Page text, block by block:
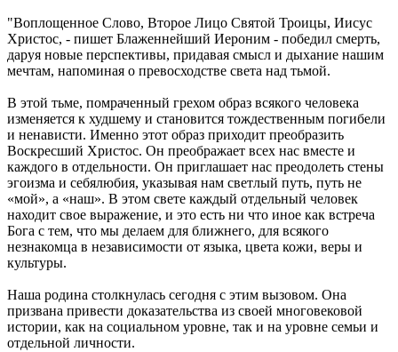
"Воплощенное Слово, Второе Лицо Святой Троицы, Иисус
Христос, - пишет Блаженнейший Иероним - победил смерть,
даруя новые перспективы, придавая смысл и дыхание нашим
мечтам, напоминая о превосходстве света над тьмой.
В этой тьме, помраченный грехом образ всякого человека
изменяется к худшему и становится тождественным погибели
и ненависти. Именно этот образ приходит преобразить
Воскресший Христос. Он преображает всех нас вместе и
каждого в отдельности. Он приглашает нас преодолеть стены
эгоизма и себялюбия, указывая нам светлый путь, путь не
«мой», а «наш». В этом свете каждый отдельный человек
находит свое выражение, и это есть ни что иное как встреча
Бога с тем, что мы делаем для ближнего, для всякого
незнакомца в независимости от языка, цвета кожи, веры и
культуры.
Наша родина столкнулась сегодня с этим вызовом. Она
призвана привести доказательства из своей многовековой
истории, как на социальном уровне, так и на уровне семьи и
отдельной личности.